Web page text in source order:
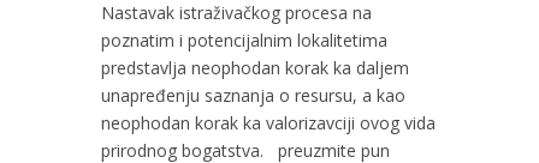
Nastavak istraživačkog procesa na
poznatim i potencijalnim lokalitetima
predstavlja neophodan korak ka daljem
unapređenju saznanja o resursu, a kao
neophodan korak ka valorizavciji ovog vida
prirodnog bogatstva. preuzmite pun